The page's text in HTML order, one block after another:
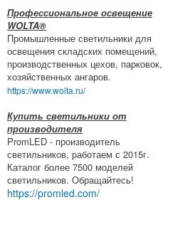
Профессиональное освещение
WOLTA®
Промышленные светильники для
освещения складских помещений,
производственных цехов, парковок,
хозяйственных ангаров.
https://www.wolta.ru/
Купить светильники от
производителя
PromLED - производитель
светильников, работаем с 2015г.
Каталог более 7500 моделей
светильников. Обращайтесь!
https://promled.com/